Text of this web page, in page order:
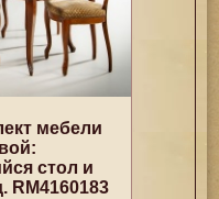
мебели
cтол и
RM4160183